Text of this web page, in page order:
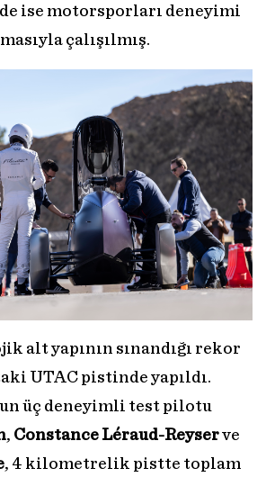
ise motorsporları deneyimi
çalışılmış.
alt yapının sınandığı rekor
UTAC pistinde yapıldı.
üç deneyimli test pilotu
, Constance Léraud-Reyserve
, 4 kilometrelik pistte toplam